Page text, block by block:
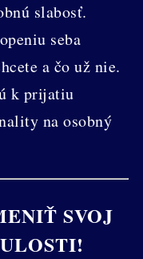
slabosť.
seba
a čo už nie.
k prijatiu
na osobný
SVOJ